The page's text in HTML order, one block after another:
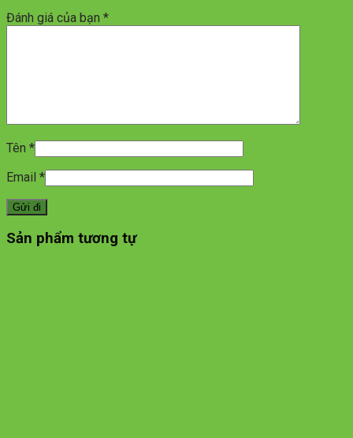
Đánh giá của bạn *
Tên *
Email *
Sản phẩm tương tự